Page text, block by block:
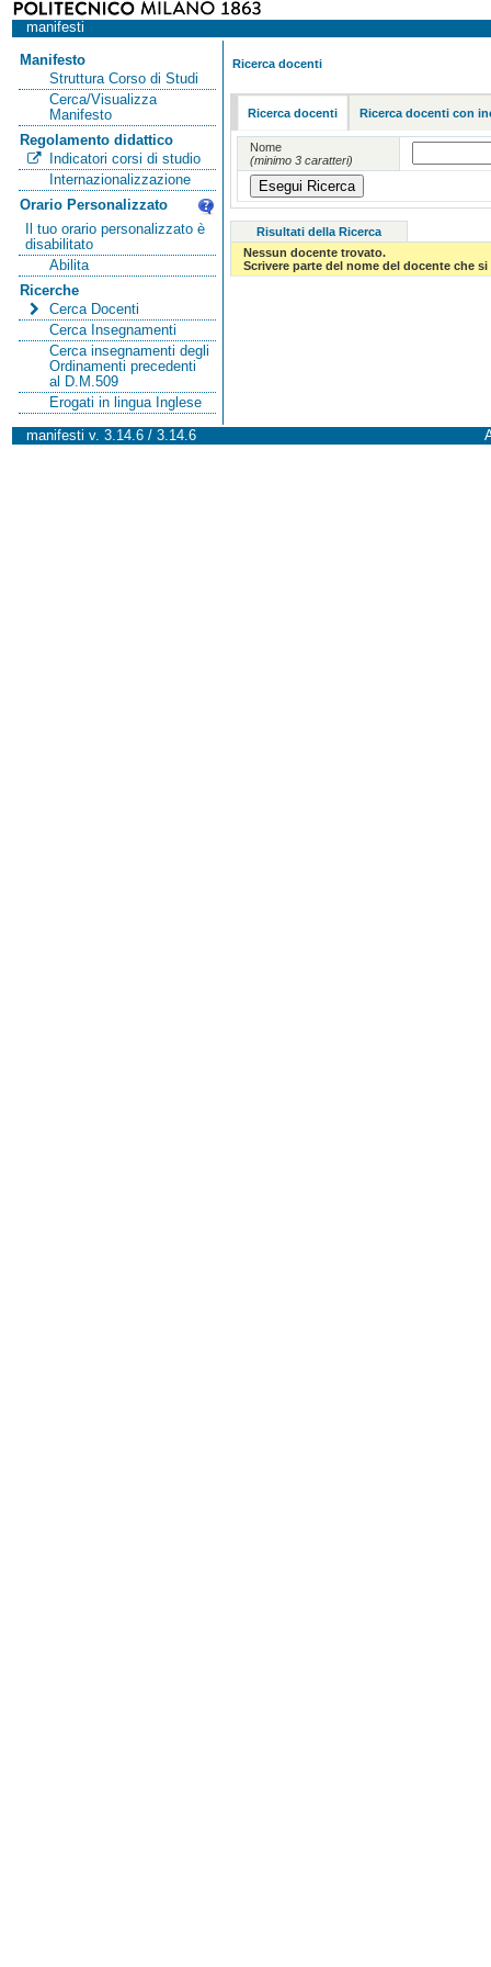
manifesti
Manifesto
Struttura Corso di Studi
Cerca/Visualizza
Manifesto
Regolamento didattico
Indicatori corsi di studio
Internazionalizzazione
Orario Personalizzato
Il tuo orario personalizzato è
disabilitato
Abilita
Ricerche
Cerca Docenti
Cerca Insegnamenti
Cerca insegnamenti degli
Ordinamenti precedenti
al D.M.509
Erogati in lingua Inglese
Ricerca docenti
Ricerca docenti Ricerca docenti con
Nome
(minimo 3 caratteri)
Risultati della Ricerca
Nessun docente trovato.
Scrivere parte del nome del docente che
manifesti v. 3.14.6 / 3.14.6